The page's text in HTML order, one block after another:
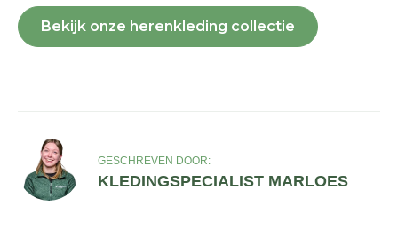
Bekijk onze herenkleding collectie
GESCHREVEN DOOR:
KLEDINGSPECIALIST MARLOES